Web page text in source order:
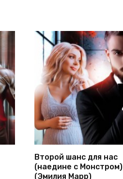
Второй шанс для нас
(наедине с Монстром)
(Эмилия Марр)